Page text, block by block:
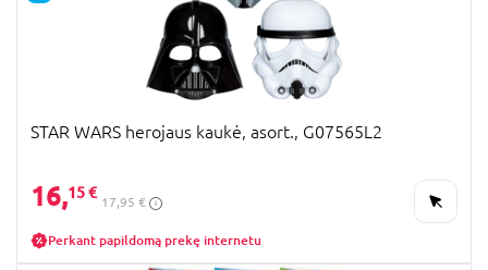
STAR WARS herojaus kaukė, asort., G07565L2
16,15 €
17,95 €
Perkant papildomą prekę internetu